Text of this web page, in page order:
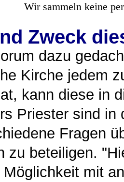
Wir sammeln keine
Zweck
dazu
Kirche jedem
kann diese in
Priester sind in
Fragen
zu beteiligen.
mit